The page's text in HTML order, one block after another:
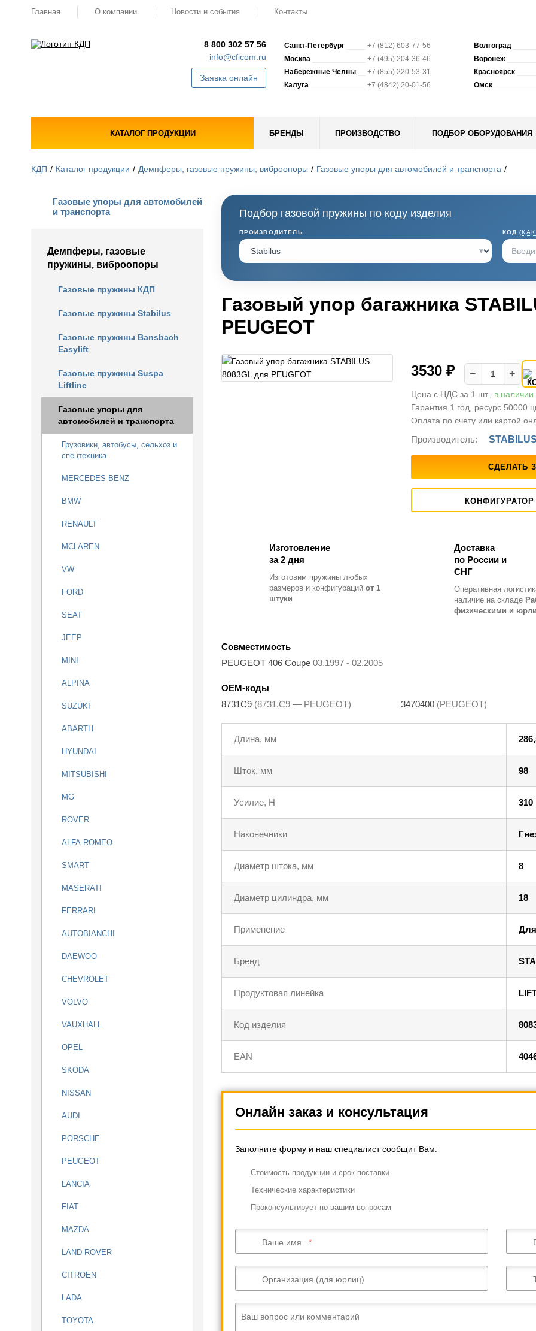
Главная О компании Новости и события Контакты
8 800 302 57 56
info@cficom.ru
Заявка онлайн
Санкт-Петербург
+7 (812) 603-77-56
Москва
+7 (495) 204-36-46
Набережные Челны
+7 (855) 220-53-31
Калуга
+7 (4842) 20-01-56
Волгоград
Воронеж
Красноярск
Омск
КАТАЛОГ ПРОДУКЦИИ БРЕНДЫ ПРОИЗВОДСТВО ПОДБОР ОБОРУДОВАНИЯ
КДП Каталог продукции Демпферы, газовые пружины, виброопоры Газовые упоры для автомобилей и транспорта
Газовые упоры для автомобилей
и транспорта
Демпферы, газовые
пружины, виброопоры
Газовые пружины КДП
Газовые пружины Stabilus
Газовые пружины Bansbach
Easylift
Газовые пружины Suspa
Liftline
Газовые упоры для
автомобилей и транспорта
Грузовики, автобусы, сельхоз и
спецтехника
MERCEDES-BENZ
BMW
RENAULT
MCLAREN
VW
FORD
SEAT
JEEP
MINI
ALPINA
SUZUKI
ABARTH
HYUNDAI
MITSUBISHI
MG
ROVER
ALFA-ROMEO
SMART
MASERATI
FERRARI
AUTOBIANCHI
DAEWOO
CHEVROLET
VOLVO
VAUXHALL
OPEL
SKODA
NISSAN
AUDI
PORSCHE
PEUGEOT
LANCIA
FIAT
MAZDA
LAND-ROVER
CITROEN
LADA
TOYOTA
Подбор газовой пружины по коду изделия
ПРОИЗВОДИТЕЛЬ
▾
КОД (
Газовый упор багажника
PEUGEOT
3530 ₽ − +
Цена с НДС за 1 шт., в наличии
Гарантия 1 год, ресурс 50000
Оплата по счету или картой
Производитель:
СДЕЛАТЬ
Изготовление
за 2 дня
Изготовим пружины любых
размеров и конфигураций от 1
штуки
Доставка
по России и
СНГ
Оперативная
наличие на складе
физическими и
Совместимость
PEUGEOT 406 Coupe 03.1997 - 02.2005
OEM-коды
8731C9 (8731.C9 — PEUGEOT) 3470400 (PEUGEOT)
Длина, мм
Шток, мм 98
Усилие, Н 310
Наконечники
Диаметр штока, мм 8
Диаметр цилиндра, мм 18
Применение
Бренд
Продуктовая линейка
Код изделия
EAN
Онлайн заказ и консультация
Заполните форму и наш специалист сообщит Вам:
Cтоимость продукции и срок поставки
Технические характеристики
Проконсультирует по вашим вопросам
Ваше имя...
Организация (для юрлиц)
Ваш вопрос или комментарий